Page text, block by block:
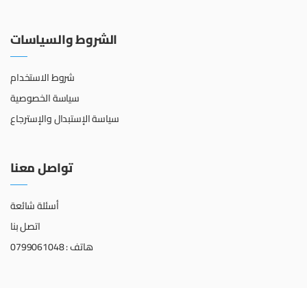
الشروط والسياسات
شروط الاستخدام
سياسة الخصوصية
سياسة الإستبدال والإسترجاع
تواصل معنا
أسئلة شائعة
اتصل بنا
هاتف : 0799061048